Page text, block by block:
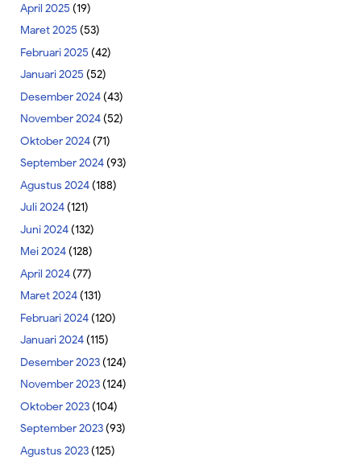
April 2025 (19)
Maret 2025 (53)
Februari 2025 (42)
Januari 2025 (52)
Desember 2024(43)
November 2024(52)
Oktober 2024(71)
September 2024(93)
Agustus 2024(188)
Juli 2024(121)
Juni 2024(132)
Mei 2024(128)
April 2024(77)
Maret 2024(131)
Februari 2024(120)
Januari 2024(115)
Desember 2023(124)
November 2023(124)
Oktober 2023(104)
September 2023(93)
Agustus 2023(125)